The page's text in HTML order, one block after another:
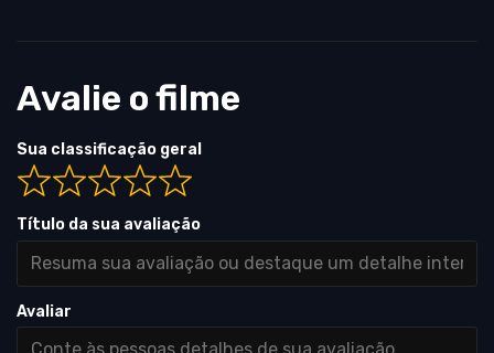
Avalie o filme
Sua classificação geral
Título da sua avaliação
Avaliar